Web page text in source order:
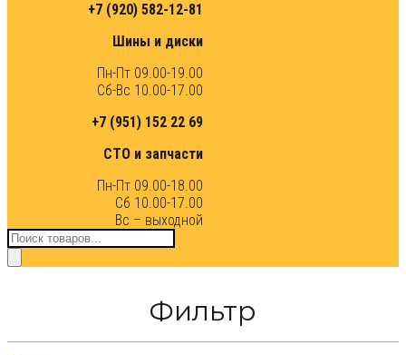
+7 (920) 582-12-81
Шины и диски
Пн-Пт 09.00-19.00
Сб-Вс 10.00-17.00
+7 (951) 152 22 69
СТО и запчасти
Пн-Пт 09.00-18.00
Сб 10.00-17.00
Вс – выходной
Поиск
товаров
Фильтр